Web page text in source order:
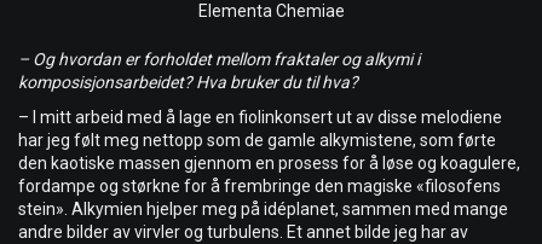
Elementa Chemiae
– Og hvordan er forholdet mellom fraktaler og alkymi i
komposisjonsarbeidet? Hva bruker du til hva?
– I mitt arbeid med å lage en fiolinkonsert ut av disse melodiene
har jeg følt meg nettopp som de gamle alkymistene, som førte
den kaotiske massen gjennom en prosess for å løse og koagulere,
fordampe og størkne for å frembringe den magiske «filosofens
stein». Alkymien hjelper meg på idéplanet, sammen med mange
andre bilder av virvler og turbulens. Et annet bilde jeg har av